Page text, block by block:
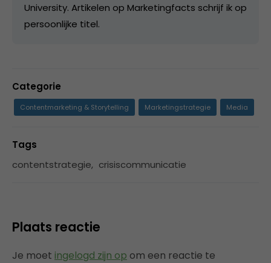
University. Artikelen op Marketingfacts schrijf ik op
persoonlijke titel.
Categorie
Contentmarketing & Storytelling Marketingstrategie Media
Tags
contentstrategie, crisiscommunicatie
Plaats reactie
Je moet ingelogd zijn op om een reactie te